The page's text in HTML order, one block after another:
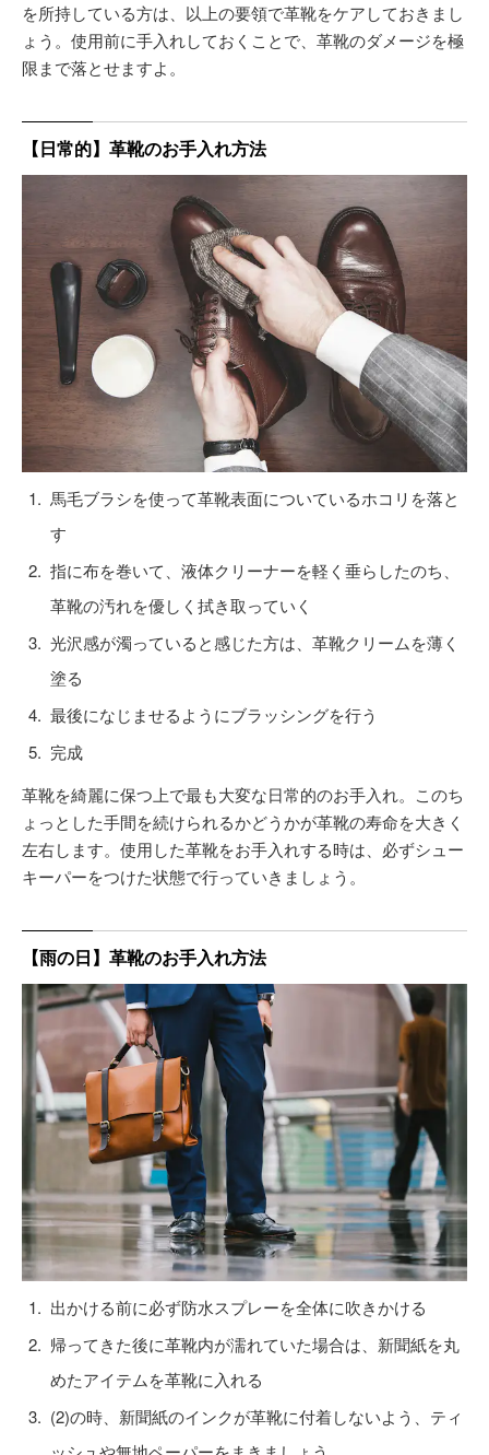
を所持している方は、以上の要領で革靴をケアしておきまし
ょう。使用前に手入れしておくことで、革靴のダメージを極
限まで落とせますよ。
【日常的】革靴のお手入れ方法
馬毛ブラシを使って革靴表面についているホコリを落と
す
指に布を巻いて、液体クリーナーを軽く垂らしたのち、
革靴の汚れを優しく拭き取っていく
光沢感が濁っていると感じた方は、革靴クリームを薄く
塗る
最後になじませるようにブラッシングを行う
完成
革靴を綺麗に保つ上で最も大変な日常的のお手入れ。このち
ょっとした手間を続けられるかどうかが革靴の寿命を大きく
左右します。使用した革靴をお手入れする時は、必ずシュー
キーパーをつけた状態で行っていきましょう。
【雨の日】革靴のお手入れ方法
出かける前に必ず防水スプレーを全体に吹きかける
帰ってきた後に革靴内が濡れていた場合は、新聞紙を丸
めたアイテムを革靴に入れる
(2)の時、新聞紙のインクが革靴に付着しないよう、ティ